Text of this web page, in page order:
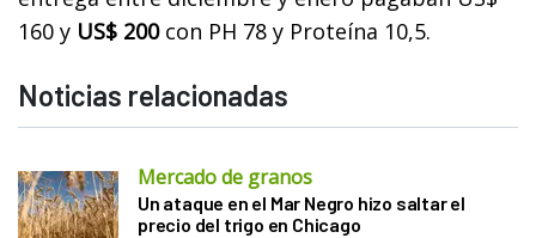
160 y US$ 200con PH 78 y Proteína 10,5.
Noticias relacionadas
Mercado de granos
Un ataque en el Mar Negro hizo saltar el
precio del trigo en Chicago